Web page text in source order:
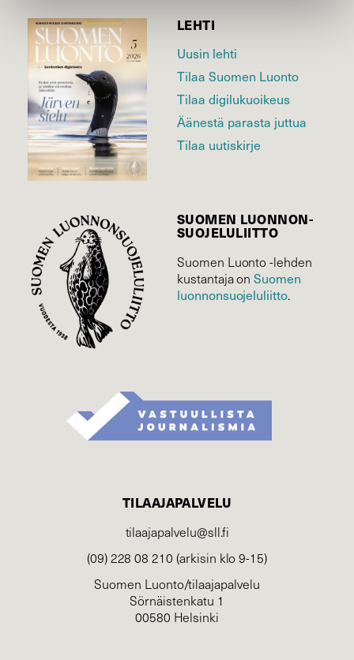
LEHTI
Uusin lehti
Tilaa Suomen Luonto
Tilaa digilukuoikeus
Äänestä parasta juttua
Tilaa uutiskirje
SUOMEN LUONNON­
SUOJELU­LIITTO
Suomen Luonto -lehden
kustantaja onSuomen
luonnonsuojelu­liitto.
TILAAJAPALVELU
tilaajapalvelu@sll.fi
(09) 228 08 210 (arkisin klo 9-15)
Suomen Luonto/tilaajapalvelu
Sörnäistenkatu 1
00580 Helsinki